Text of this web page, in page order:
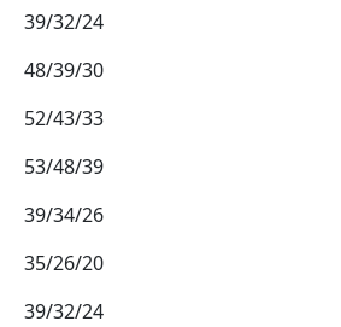
39/32/24
48/39/30
52/43/33
53/48/39
39/34/26
35/26/20
39/32/24